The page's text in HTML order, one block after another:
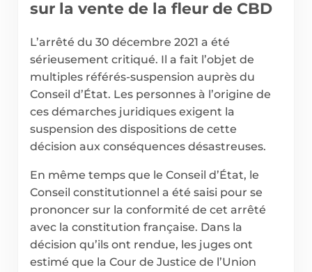
sur la vente de la fleur de CBD
L’arrêté du 30 décembre 2021 a été
sérieusement critiqué. Il a fait l’objet de
multiples référés-suspension auprès du
Conseil d’État. Les personnes à l’origine de
ces démarches juridiques exigent la
suspension des dispositions de cette
décision aux conséquences désastreuses.
En même temps que le Conseil d’État, le
Conseil constitutionnel a été saisi pour se
prononcer sur la conformité de cet arrêté
avec la constitution française. Dans la
décision qu’ils ont rendue, les juges ont
estimé que la Cour de Justice de l’Union